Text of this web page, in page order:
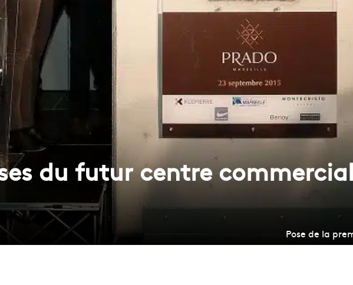
du futur centre
Pose de la